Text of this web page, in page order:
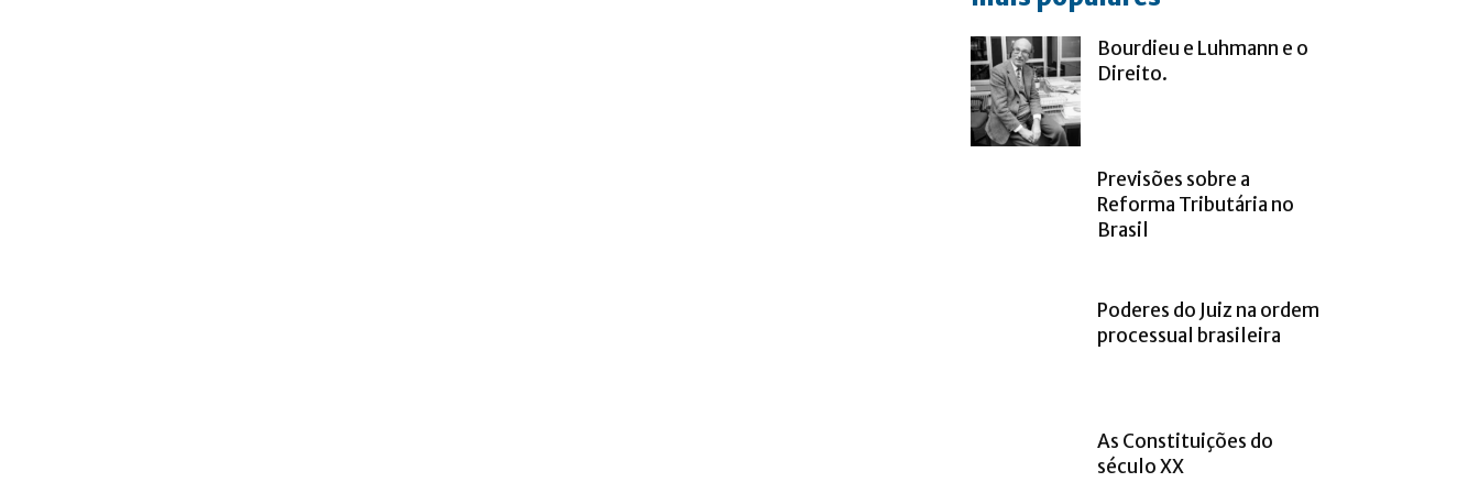
Bourdieu e Luhmann e o
Direito.
Previsões sobre a
Reforma Tributária no
Brasil
Poderes do Juiz na ordem
processual brasileira
As Constituições do
século XX